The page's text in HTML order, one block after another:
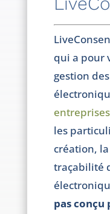
qui a pour
gestion
entreprises
les
création,
traçabilité
pas